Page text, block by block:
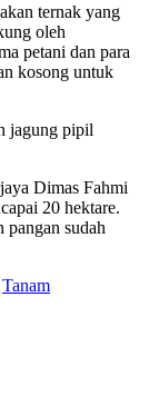
ternak yang
oleh
petani dan para
kosong untuk
jagung pipil
Dimas Fahmi
20 hektare.
pangan sudah
Tanam